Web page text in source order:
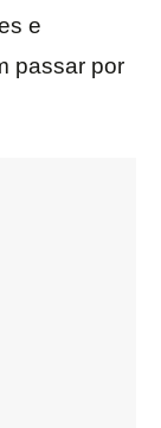
e
passar por